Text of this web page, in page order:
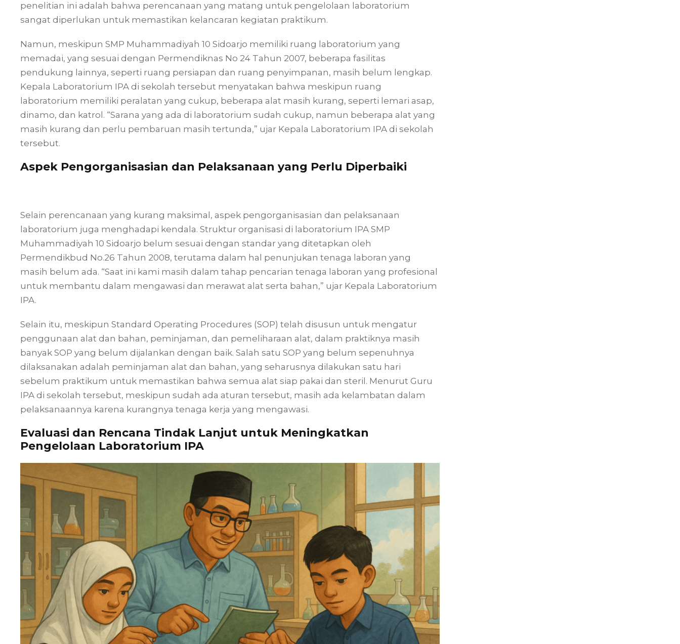
penelitian ini adalah bahwa perencanaan yang matang untuk pengelolaan laboratorium
sangat diperlukan untuk memastikan kelancaran kegiatan praktikum.
Namun, meskipun SMP Muhammadiyah 10 Sidoarjo memiliki ruang laboratorium yang
memadai, yang sesuai dengan Permendiknas No 24 Tahun 2007, beberapa fasilitas
pendukung lainnya, seperti ruang persiapan dan ruang penyimpanan, masih belum lengkap.
Kepala Laboratorium IPA di sekolah tersebut menyatakan bahwa meskipun ruang
laboratorium memiliki peralatan yang cukup, beberapa alat masih kurang, seperti lemari asap,
dinamo, dan katrol. “Sarana yang ada di laboratorium sudah cukup, namun beberapa alat yang
masih kurang dan perlu pembaruan masih tertunda,” ujar Kepala Laboratorium IPA di sekolah
tersebut.
Aspek Pengorganisasian dan Pelaksanaan yang Perlu Diperbaiki
Selain perencanaan yang kurang maksimal, aspek pengorganisasian dan pelaksanaan
laboratorium juga menghadapi kendala. Struktur organisasi di laboratorium IPA SMP
Muhammadiyah 10 Sidoarjo belum sesuai dengan standar yang ditetapkan oleh
Permendikbud No.26 Tahun 2008, terutama dalam hal penunjukan tenaga laboran yang
masih belum ada. “Saat ini kami masih dalam tahap pencarian tenaga laboran yang profesional
untuk membantu dalam mengawasi dan merawat alat serta bahan,” ujar Kepala Laboratorium
IPA.
Selain itu, meskipun Standard Operating Procedures (SOP) telah disusun untuk mengatur
penggunaan alat dan bahan, peminjaman, dan pemeliharaan alat, dalam praktiknya masih
banyak SOP yang belum dijalankan dengan baik. Salah satu SOP yang belum sepenuhnya
dilaksanakan adalah peminjaman alat dan bahan, yang seharusnya dilakukan satu hari
sebelum praktikum untuk memastikan bahwa semua alat siap pakai dan steril. Menurut Guru
IPA di sekolah tersebut, meskipun sudah ada aturan tersebut, masih ada kelambatan dalam
pelaksanaannya karena kurangnya tenaga kerja yang mengawasi.
Evaluasi dan Rencana Tindak Lanjut untuk Meningkatkan
Pengelolaan Laboratorium IPA